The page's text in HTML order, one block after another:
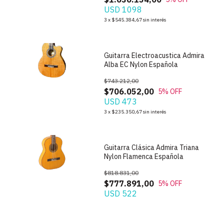
USD 1098
3 x $545.384,67sin interés
Guitarra Electroacustica Admira
Alba EC Nylon Española
$706.052,00
$743.212,00
5% OFF
USD 473
3 x $235.350,67sin interés
Guitarra Clásica Admira Triana
Nylon Flamenca Española
$777.891,00
$818.831,00
5% OFF
USD 522